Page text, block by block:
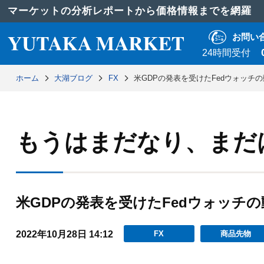
マーケットの分析レポートから価格情報までを網羅
お問い
24時間受付
ホーム 大湖ブログ FX 米GDPの発表を受けたFedウォッチ
もうはまだなり、ま
米GDPの発表を受けたFedウォッチ
2022年10月28日 14:12 FX 商品先物